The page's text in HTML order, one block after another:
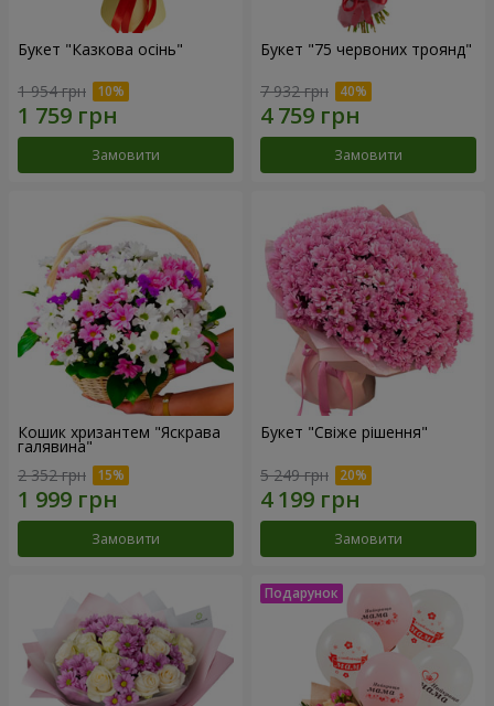
Букет "Казкова осінь"
1 954 грн
Замовити
Букет "75 червоних троянд"
7 932 грн
Замовити
Кошик хризантем "Яскрава
галявина"
2 352 грн
Замовити
Букет "Свіже рішення"
5 249 грн
Замовити